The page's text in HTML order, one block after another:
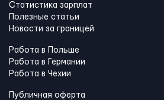
Статистика зарплат
Полезные статьи
Новости за границей
Работа в Польше
Работа в Германии
Работа в Чехии
Публичная оферта